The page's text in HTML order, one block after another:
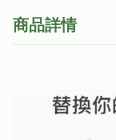
商品詳情